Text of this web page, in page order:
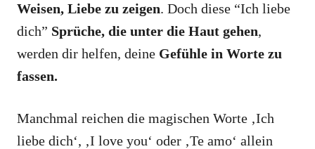
Weisen, Liebe zu zeigen. Doch diese “Ich liebe
dich” Sprüche, die unter die Haut gehen,
werden dir helfen, deine Gefühle in Worte zu
fassen.
Manchmal reichen die magischen Worte ‚Ich
liebe dich‘, ‚I love you‘ oder ‚Te amo‘ allein